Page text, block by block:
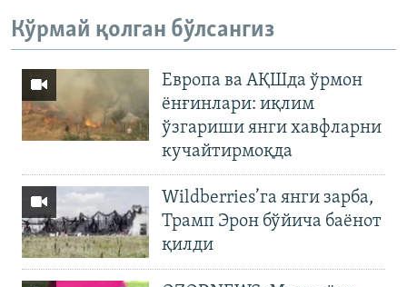
Кўрмай қолган бўлсангиз
Европа ва АҚШда ўрмон
ёнғинлари: иқлим
ўзгариши янги хавфларни
кучайтирмоқда
Wildberries’га янги зарба,
Трамп Эрон бўйича баёнот
қилди